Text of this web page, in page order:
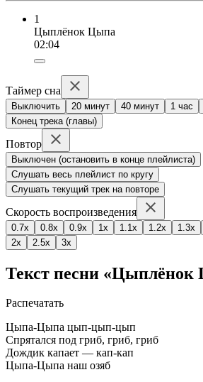
1
Цыплёнок Цыпа
02:04
Таймер сна
Выключить 20 минут 40 минут 1 час
Конец трека (главы)
Повтор
Выключен (остановить в конце плейлиста)
Слушать весь плейлист по кругу
Слушать текущий трек на повторе
Скорость воспроизведения
0.7x 0.8x 0.9x 1x 1.1x 1.2x 1.3x
2x
2.5x 3x
Текст песни «Цыплёнок
Распечатать
Цыпа-Цыпа цып-цып-цып
Спрятался под гриб, гриб, гриб
Дождик капает — кап-кап
Цыпа-Цыпа наш озяб